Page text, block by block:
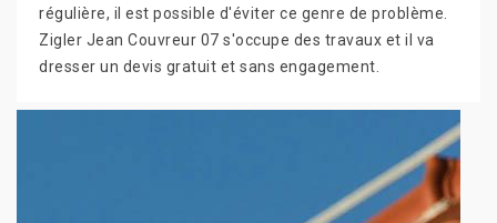
régulière, il est possible d'éviter ce genre de problème.
Zigler Jean Couvreur 07 s'occupe des travaux et il va
dresser un devis gratuit et sans engagement.